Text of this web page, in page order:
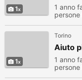
1 1 anno
1
Torino
Aiuto
1 anno